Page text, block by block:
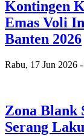
Kontingen
Emas Voli
Banten 2026
Rabu, 17 Jun 2026
Zona Blank
Serang